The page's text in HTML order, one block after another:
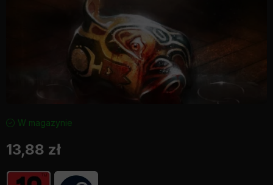
W magazynie
13,88 zł